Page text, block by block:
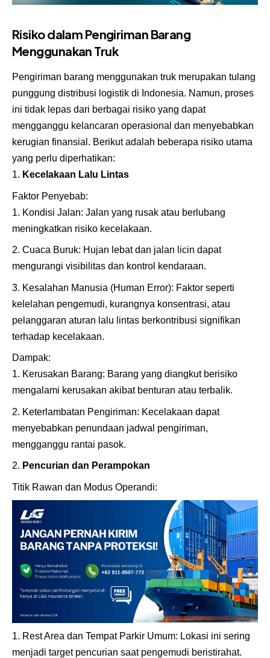
Risiko dalam Pengiriman Barang
Menggunakan Truk
Pengiriman barang menggunakan truk merupakan tulang
punggung distribusi logistik di Indonesia. Namun, proses
ini tidak lepas dari berbagai risiko yang dapat
mengganggu kelancaran operasional dan menyebabkan
kerugian finansial. Berikut adalah beberapa risiko utama
yang perlu diperhatikan:
Kecelakaan Lalu Lintas
Faktor Penyebab:
Kondisi Jalan: Jalan yang rusak atau berlubang
meningkatkan risiko kecelakaan.
Cuaca Buruk: Hujan lebat dan jalan licin dapat
mengurangi visibilitas dan kontrol kendaraan.
Kesalahan Manusia (Human Error): Faktor seperti
kelelahan pengemudi, kurangnya konsentrasi, atau
pelanggaran aturan lalu lintas berkontribusi signifikan
terhadap kecelakaan.
Dampak:
Kerusakan Barang: Barang yang diangkut berisiko
mengalami kerusakan akibat benturan atau terbalik.
Keterlambatan Pengiriman: Kecelakaan dapat
menyebabkan penundaan jadwal pengiriman,
mengganggu rantai pasok.
Pencurian dan Perampokan
Titik Rawan dan Modus Operandi:
Rest Area dan Tempat Parkir Umum: Lokasi ini sering
menjadi target pencurian saat pengemudi beristirahat.